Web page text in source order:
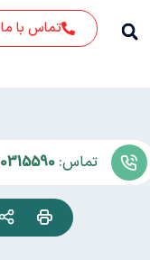
تماس با ما
تماس: 0315590